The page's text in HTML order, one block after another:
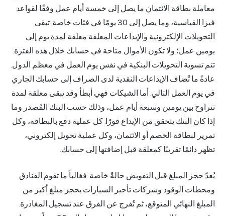
معاملة بطاقة الائتمان ما يصل إلى خمسة أيام عمل وفقًا لقواعد
فيزا القياسية، وما يصل إلى 30 يومًا في فئات خاصة. تبقى
التحويلات الإلكترونية والإيداعات المعلقة معلقة لمدة يوم إلى
يومين عمل؛ ولا تكون الأموال متاحة في حسابك خلال هذه الفترة.
تتم تسوية التحويلات البنكية في نفس يوم العمل في معظم الدول.
عادةً ما تُضاف الإيداعات النقدية لدى الصراف إلى حسابك الجاري
في يوم العمل التالي. أما الشيكات فهي أبطأ وقد تبقى معلقة لمدة
تتراوح بين يومين وسبعة أيام عمل، وذلك حسب البنك المُصدر وما
إذا كان البنك يتحقق من الإيداع فورًا. كل عملية دفع بالبطاقة، وكل
تمرير لبطاقة الخصم أو الائتمان، وكل عملية تحويل إلكتروني،
تظهر دائمًا تقريبًا كمعلقة قبل إضافتها إلى حسابك.
يُعدّ حجز المبلغ قبل التفويض حالةً خاصة. فغالباً ما تقوم الفنادق
ومحطات الوقود وشركات تأجير السيارات بحجز مبلغ أكبر من
المبلغ النهائي المتوقع، ثم تُفرج عن الفرق عند تسجيل المغادرة.